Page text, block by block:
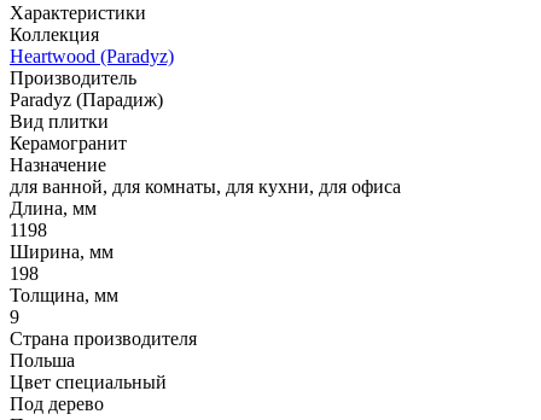
Характеристики
Коллекция
Heartwood (Paradyz)
Производитель
Paradyz (Парадиж)
Вид плитки
Керамогранит
Назначение
для ванной, для комнаты, для кухни, для офиса
Длина, мм
1198
Ширина, мм
198
Толщина, мм
9
Страна производителя
Польша
Цвет специальный
Под дерево